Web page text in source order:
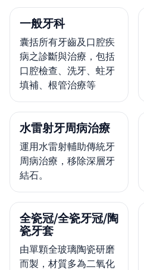
一般牙科
囊括所有牙齒及口腔疾
病之診斷與治療，包括
口腔檢查、洗牙、蛀牙
填補、根管治療等
水雷射牙周病治療
運用水雷射輔助傳統牙
周病治療，移除深層牙
結石。
全瓷冠/全瓷牙冠/陶
瓷牙套
由單顆全玻璃陶瓷研磨
而製，材質多為二氧化